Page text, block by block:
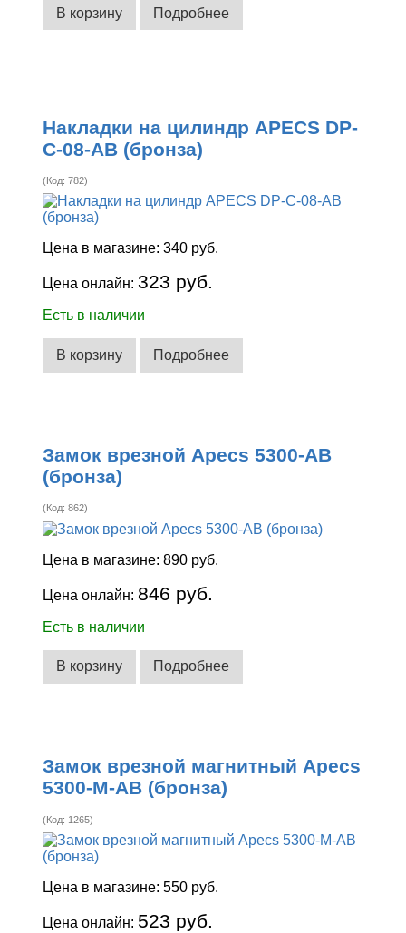
В корзину Подробнее
Накладки на цилиндр APECS DP-
C-08-AB (бронза)
(Код:782)
Цена в магазине:340 руб.
Цена онлайн:323 руб.
Есть в наличии
В корзину Подробнее
Замок врезной Apecs 5300-AB
(бронза)
(Код:862)
Цена в магазине:890 руб.
Цена онлайн: 846 руб.
Есть в наличии
В корзину Подробнее
Замок врезной магнитный Apecs
5300-M-AB (бронза)
(Код: 1265)
Цена в магазине:550 руб.
Цена онлайн: 523 руб.